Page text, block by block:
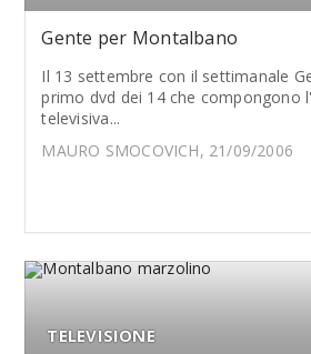
Gente per Montalbano
Il 13 settembre con il settimanale
primo dvd dei 14 che compongono
televisiva...
MAURO SMOCOVICH, 21/09/2006
TELEVISIONE